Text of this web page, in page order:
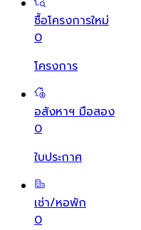
ซื้อโครงการใหม่
0
โครงการ
อสังหาฯ มือสอง
0
ใบประกาศ
เช่า/หอพัก
0